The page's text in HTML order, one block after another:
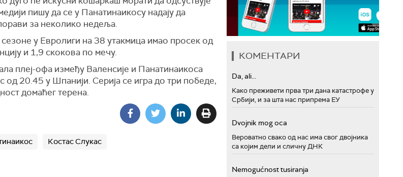
пишу да се у Панатинаикосу надају да
за неколико недеља.
сезоне у Евролиги на 38 утакмица имао просек од
и 1,9 скокова по мечу.
плеј-офа између Валенсије и Панатинаикоса
од 20.45 у Шпанији. Серија се игра до три победе,
домаћег терена.
Костас Слукас
КОМЕНТАРИ
Da, ali...
Како преживети прва три дана катастрофе у
Србији, и за шта нас припрема ЕУ
Dvojnik mog oca
Вероватно свако од нас има свог двојника
са којим дели и сличну ДНК
Nemogućnost tusiranja